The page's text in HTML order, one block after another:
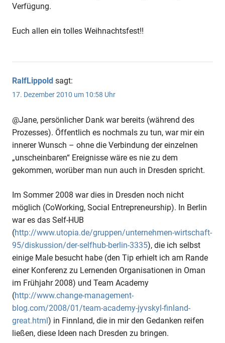
Verfügung.
Euch allen ein tolles Weihnachtsfest!!
RalfLippold sagt:
17. Dezember 2010 um 10:58 Uhr
@Jane, persönlicher Dank war bereits (während des
Prozesses). Öffentlich es nochmals zu tun, war mir ein
innerer Wunsch – ohne die Verbindung der einzelnen
„unscheinbaren“ Ereignisse wäre es nie zu dem
gekommen, worüber man nun auch in Dresden spricht.
Im Sommer 2008 war dies in Dresden noch nicht
möglich (CoWorking, Social Entrepreneurship). In Berlin
war es das Self-HUB
(http://www.utopia.de/gruppen/unternehmen-wirtschaft-
95/diskussion/der-selfhub-berlin-3335), die ich selbst
einige Male besucht habe (den Tip erhielt ich am Rande
einer Konferenz zu Lernenden Organisationen in Oman
im Frühjahr 2008) und Team Academy
(http://www.change-management-
blog.com/2008/01/team-academy-jyvskyl-finland-
great.html) in Finnland, die in mir den Gedanken reifen
ließen, diese Ideen nach Dresden zu bringen.